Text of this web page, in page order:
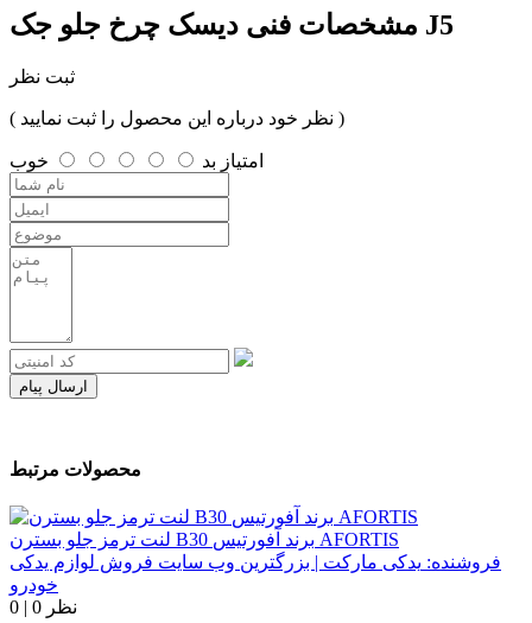
مشخصات فنی دیسک چرخ جلو جک J5
ثبت نظر
( نظر خود درباره این محصول را ثبت نمایید )
امتیاز بد خوب
ارسال پیام
محصولات مرتبط
لنت ترمز جلو بسترن B30 برند آفورتیس AFORTIS
فروشنده: یدکی مارکت | بزرگترین وب سایت فروش لوازم یدکی
خودرو
0 | 0 نظر